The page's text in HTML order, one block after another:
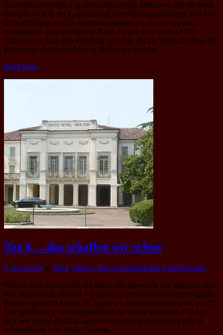
Nach dem gestrigen Tag der Entspannung, hatten wir uns für heute
einen Besuch in der Lagunenstadt Venedig vorgenommen. Um hier
nicht allzu spät weg zu kommen, standen wir etwas eher auf,
frühstückten aber trotzdem in Ruhe. Gegen kurz nach 10 Uhr
starteten wir dann gen Richtung Venedig. Da die Stadt allerdings für
Fahrzeuge nicht erreichbar ist, haben wir uns für…
Read more
Tag 6 …das schaffen wir schon
5. Juni 2014 in 2014, Italien - Parco Nationale dei Colli Euganei
Warum auch immer sind wir heute alle irgendwie nur träge aus dem
Bett gekommen, obwohl wir gestern ja nicht mal eine anstrengende
Radtour gemacht haben. So haben wir heute erst gegen kurz vor 11
Uhr gefrühstückt und anschließend die Sonne genossen. Olli hat
sich wie immer direkt an den Pool abgesetzt und Sascha sich in
seinem Buch von Trude Caravan…